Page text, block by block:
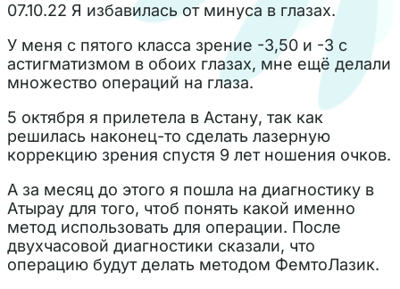
07.10.22 Я избавилась от минуса в глазах.
У меня с пятого класса зрение -3,50 и -3 с
астигматизмом в обоих глазах, мне ещё делали
множество операций на глаза.
5 октября я прилетела в Астану, так как
решилась наконец-то сделать лазерную
коррекцию зрения спустя 9 лет ношения очков.
А за месяц до этого я пошла на диагностику в
Атырау для того, чтоб понять какой именно
метод использовать для операции. После
двухчасовой диагностики сказали, что
операцию будут делать методом ФемтоЛазик.